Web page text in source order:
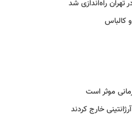
راه‌اندازی شد
کالباس
موثر است